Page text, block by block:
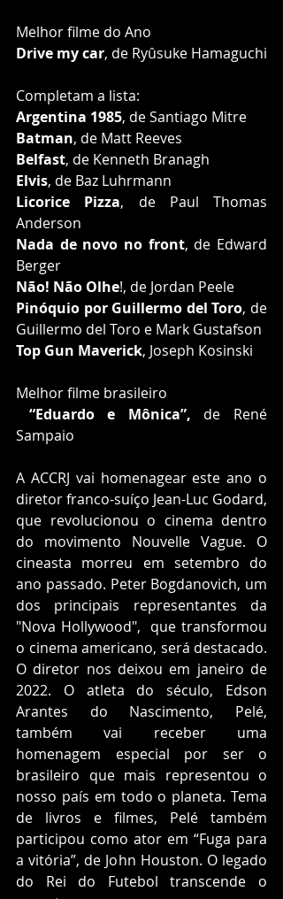
Melhor filme do Ano
Drive my car, de Ryûsuke Hamaguchi
Completam a lista:
Argentina 1985, de Santiago Mitre
Batman, de Matt Reeves
Belfast, de Kenneth Branagh
Elvis, de Baz Luhrmann
Licorice Pizza, de Paul Thomas
Anderson
Nada de novo no front, de Edward
Berger
Não! Não Olhe!, de Jordan Peele
Pinóquio por Guillermo del Toro, de
Guillermo del Toro e Mark Gustafson
Top Gun Maverick, Joseph Kosinski
Melhor filme brasileiro
“Eduardo e Mônica”, de René
Sampaio
A ACCRJ vai homenagear este ano o
diretor franco-suíço Jean-Luc Godard,
que revolucionou o cinema dentro
do movimento Nouvelle Vague. O
cineasta morreu em setembro do
ano passado. Peter Bogdanovich, um
dos principais representantes da
"Nova Hollywood",  que transformou
o cinema americano, será destacado.
O diretor nos deixou em janeiro de
2022. O atleta do século, Edson
Arantes do Nascimento, Pelé,
também vai receber uma
homenagem especial por ser o
brasileiro que mais representou o
nosso país em todo o planeta. Tema
de livros e filmes, Pelé também
participou como ator em “Fuga para
a vitória”, de John Houston. O legado
do Rei do Futebol transcende o